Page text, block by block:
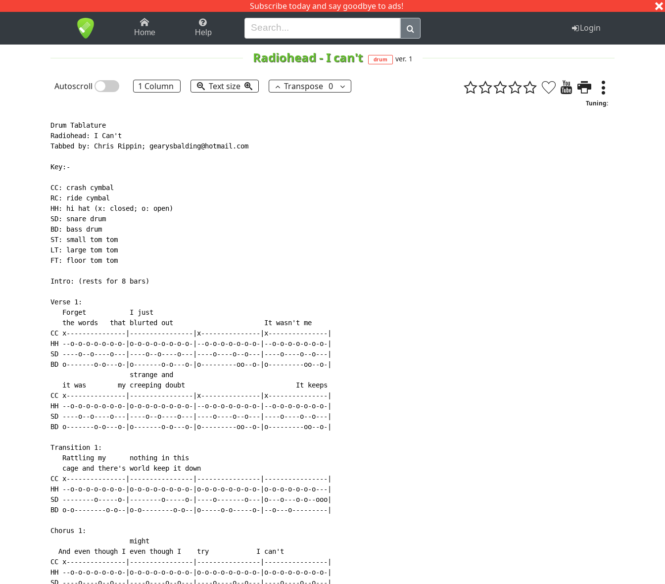
Subscribe today and say goodbye to ads!
1-9 B H I J Q
Home Help Login
Radiohead-I can't drum ver. 1
Autoscroll 1 Column Text size Transpose 0
Tuning:
Drum Tablature
Radiohead: I Can't
Tabbed by: Chris Rippin; gearysbalding@hotmail.com
Key:-
CC: crash cymbal
RC: ride cymbal
HH: hi hat (x: closed; o: open)
SD: snare drum
BD: bass drum
ST: small tom tom
LT: large tom tom
FT: floor tom tom
Intro: (rests for 8 bars)
Verse 1:
   Forget           I just
   the words   that blurted out                       It wasn't me
CC x---------------|----------------|x---------------|x---------------|
HH --o-o-o-o-o-o-o-|o-o-o-o-o-o-o-o-|--o-o-o-o-o-o-o-|--o-o-o-o-o-o-o-|
SD ----o--o----o---|----o--o----o---|----o----o--o---|----o----o--o---|
BD o-------o-o---o-|o-------o-o---o-|o---------oo--o-|o---------oo--o-|
                    strange and
   it was        my creeping doubt                            It keeps
CC x---------------|----------------|x---------------|x---------------|
HH --o-o-o-o-o-o-o-|o-o-o-o-o-o-o-o-|--o-o-o-o-o-o-o-|--o-o-o-o-o-o-o-|
SD ----o--o----o---|----o--o----o---|----o----o--o---|----o----o--o---|
BD o-------o-o---o-|o-------o-o---o-|o---------oo--o-|o---------oo--o-|
Transition 1:
   Rattling my      nothing in this
   cage and there's world keep it down
CC x---------------|----------------|----------------|----------------|
HH --o-o-o-o-o-o-o-|o-o-o-o-o-o-o-o-|o-o-o-o-o-o-o-o-|o-o-o-o-o-o-o---|
SD --------o-----o-|--------o-----o-|----o-------o---|o---o---o-o--ooo|
BD o-o--------o-o--|o-o--------o-o--|o-----o-o-----o-|--o---o---------|
Chorus 1:
                    might
  And even though I even though I    try            I can't
CC x---------------|----------------|----------------|----------------|
HH --o-o-o-o-o-o-o-|o-o-o-o-o-o-o-o-|o-o-o-o-o-o-o-o-|o-o-o-o-o-o-o-o-|